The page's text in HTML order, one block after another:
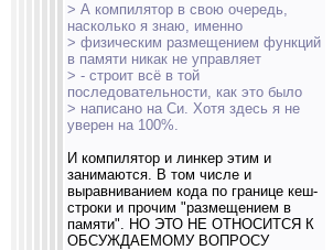
> А компилятор в свою очередь,
насколько я знаю, именно
> физическим размещением функций
в памяти никак не управляет
> - строит всё в той
последовательности, как это было
> написано на Си. Хотя здесь я не
уверен на 100%.
И компилятор и линкер этим и
занимаются. В том числе и
выравниванием кода по границе кеш-
строки и прочим "размещением в
памяти". НО ЭТО НЕ ОТНОСИТСЯ К
ОБСУЖДАЕМОМУ ВОПРОСУ